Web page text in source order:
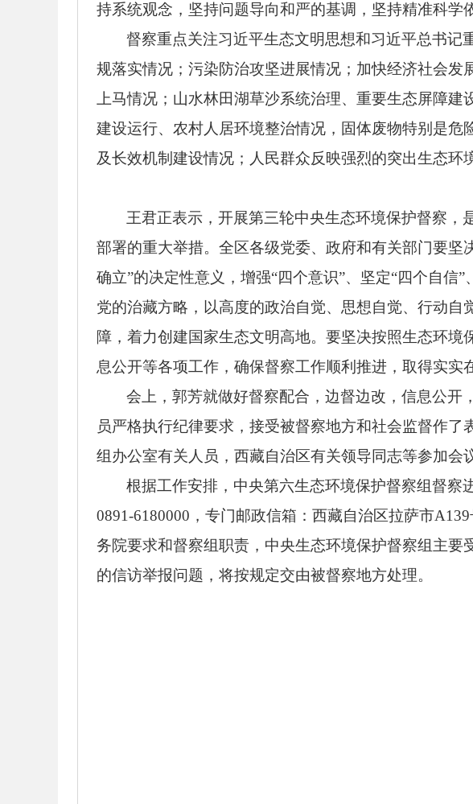
持系统观念，坚持问题导向和严的基调，坚持精准科学
督察重点关注习近平生态文明思想和习近平总书
规落实情况；污染防治攻坚进展情况；加快经济社会发
上马情况；山水林田湖草沙系统治理、重要生态屏障
建设运行、农村人居环境整治情况，固体废物特别是
及长效机制建设情况；人民群众反映强烈的突出生态环
王君正表示，开展第三轮中央生态环境保护督察
部署的重大举措。全区各级党委、政府和有关部门要
确立”的决定性意义，增强“四个意识”、坚定“四个自信
党的治藏方略，以高度的政治自觉、思想自觉、行动
障，着力创建国家生态文明高地。要坚决按照生态环
息公开等各项工作，确保督察工作顺利推进，取得实实
会上，郭芳就做好督察配合，边督边改，信息公
员严格执行纪律要求，接受被督察地方和社会监督作
组办公室有关人员，西藏自治区有关领导同志等参加会
根据工作安排，中央第六生态环境保护督察组督察
0891-6180000，专门邮政信箱：西藏自治区拉萨市
务院要求和督察组职责，中央生态环境保护督察组主
的信访举报问题，将按规定交由被督察地方处理。